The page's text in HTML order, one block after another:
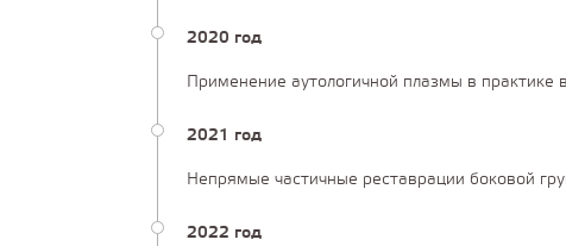
2020 год
Применение аутологичной плазмы в практике
2021 год
Непрямые частичные реставрации боковой
2022 год